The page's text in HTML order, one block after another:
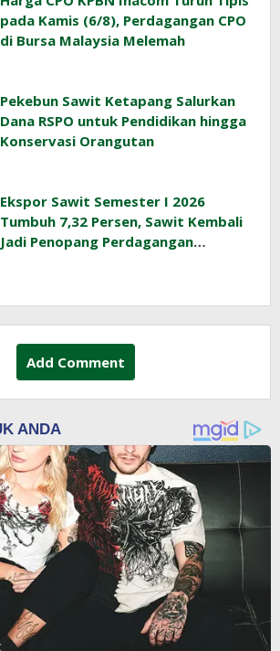
pada Kamis (6/8), Perdagangan CPO
di Bursa Malaysia Melemah
Pekebun Sawit Ketapang Salurkan
Dana RSPO untuk Pendidikan hingga
Konservasi Orangutan
Ekspor Sawit Semester I 2026
Tumbuh 7,32 Persen, Sawit Kembali
Jadi Penopang Perdagangan
Add Comment